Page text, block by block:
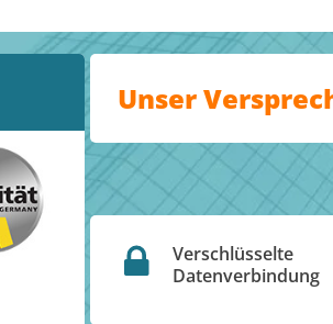
Unser
Verschlüsselte
Datenverbindung